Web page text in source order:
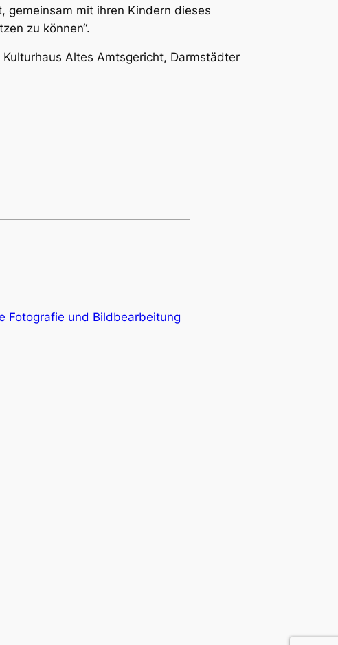
gemeinsam mit ihren Kindern dieses
zu können“.
Altes Amtsgericht, Darmstädter
Fotografie und Bildbearbeitung